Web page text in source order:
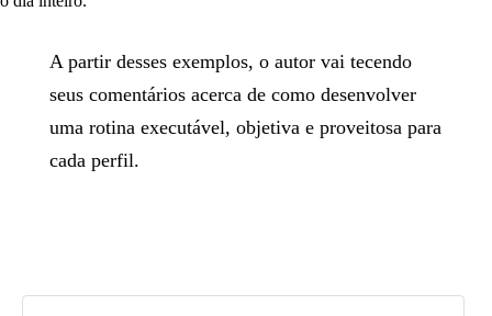
A partir desses exemplos, o autor vai tecendo
seus comentários acerca de como desenvolver
uma rotina executável, objetiva e proveitosa para
cada perfil.